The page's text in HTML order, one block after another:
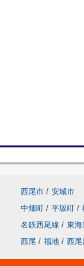
西尾市 / 安城市
中畑町 / 平坂町 /
名鉄西尾線 / 東海
西尾 / 福地 / 西尾